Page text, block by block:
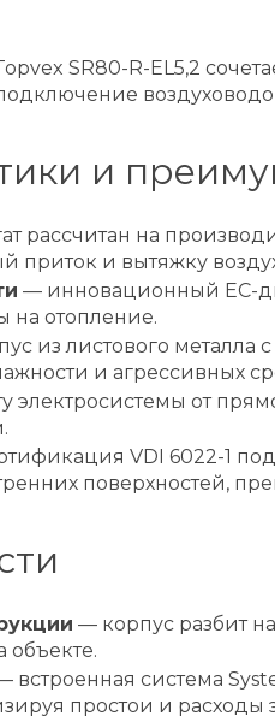
SR80-R-EL5,2
и
рассчитан на
приток и вытяжку
— инновационный EC-
на отопление.
из листового металла
и агрессивных
электросистемы от
VDI 6022-1
поверхностей,
— корпус разбит
встроенная система
простои и расходы